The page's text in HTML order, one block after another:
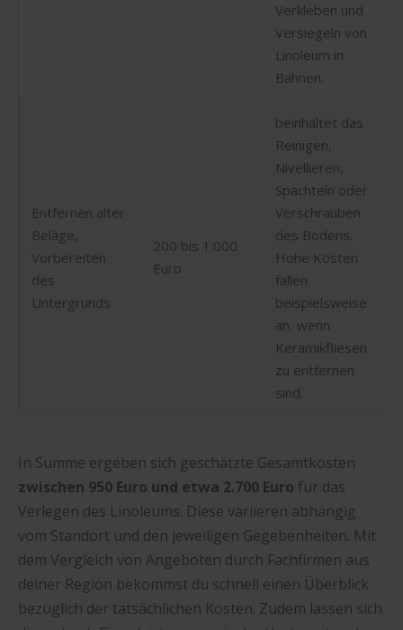
Verkleben und
Versiegeln von
Linoleum in
Bahnen.
Entfernen alter
Beläge,
Vorbereiten
des
Untergrunds
200 bis 1.000
Euro
beinhaltet das
Reinigen,
Nivellieren,
Spachteln oder
Verschrauben
des Bodens.
Hohe Kosten
fallen
beispielsweise
an, wenn
Keramikfliesen
zu entfernen
sind.
In Summe ergeben sich geschätzte Gesamtkosten
zwischen 950 Euro und etwa 2.700 Euro für das
Verlegen des Linoleums. Diese variieren abhängig
vom Standort und den jeweiligen Gegebenheiten. Mit
dem Vergleich von Angeboten durch Fachfirmen aus
deiner Region bekommst du schnell einen Überblick
bezüglich der tatsächlichen Kosten. Zudem lassen sich